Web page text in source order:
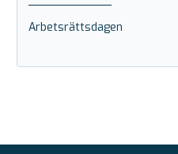
Arbetsrättsdagen